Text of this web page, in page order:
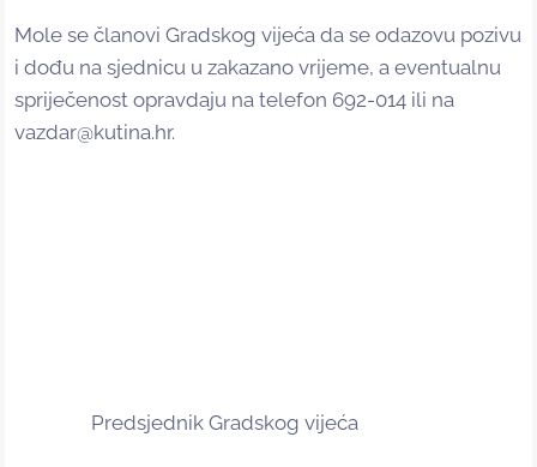
Mole se članovi Gradskog vijeća da se odazovu pozivu
i dođu na sjednicu u zakazano vrijeme, a eventualnu
spriječenost opravdaju na telefon 692-014 ili na
vazdar@kutina.hr.
Predsjednik Gradskog vijeća